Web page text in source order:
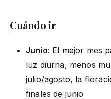
Cuándo ir
Junio: El mejor mes
luz diurna, menos
julio/agosto, la
finales de junio